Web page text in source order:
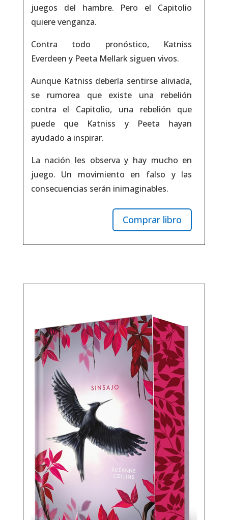
juegos del hambre. Pero el Capitolio
quiere venganza.
Contra todo pronóstico, Katniss
Everdeen y Peeta Mellark siguen vivos.
Aunque Katniss debería sentirse aliviada,
se rumorea que existe una rebelión
contra el Capitolio, una rebelión que
puede que Katniss y Peeta hayan
ayudado a inspirar.
La nación les observa y hay mucho en
juego. Un movimiento en falso y las
consecuencias serán inimaginables.
Comprar libro